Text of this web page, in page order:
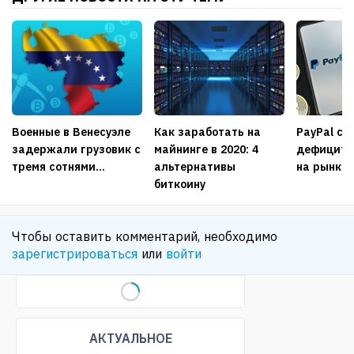
Военные в Венесуэле
задержали грузовик c
тремя сотнями...
Как заработать на
майнинге в 2020: 4
альтернативы
биткоину
PayPal
на рынке
Чтобы оставить комментарий, необходимо
зарегистрироваться или войти
АКТУАЛЬНОЕ